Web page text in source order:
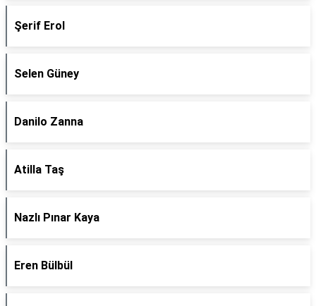
Şerif Erol
Selen Güney
Danilo Zanna
Atilla Taş
Nazlı Pınar Kaya
Eren Bülbül